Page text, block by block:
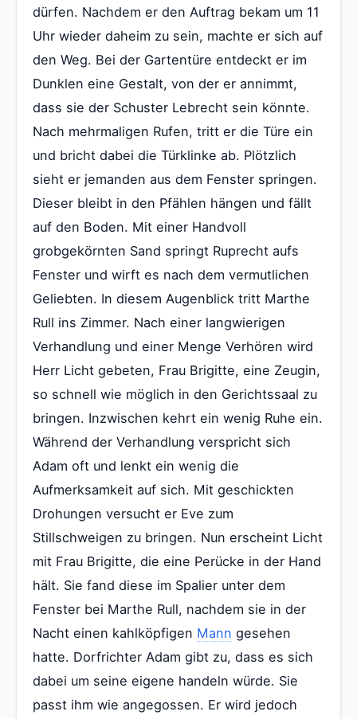
dürfen. Nachdem er den Auftrag bekam um 11
Uhr wieder daheim zu sein, machte er sich auf
den Weg. Bei der Gartentüre entdeckt er im
Dunklen eine Gestalt, von der er annimmt,
dass sie der Schuster Lebrecht sein könnte.
Nach mehrmaligen Rufen, tritt er die Türe ein
und bricht dabei die Türklinke ab. Plötzlich
sieht er jemanden aus dem Fenster springen.
Dieser bleibt in den Pfählen hängen und fällt
auf den Boden. Mit einer Handvoll
grobgekörnten Sand springt Ruprecht aufs
Fenster und wirft es nach dem vermutlichen
Geliebten. In diesem Augenblick tritt Marthe
Rull ins Zimmer. Nach einer langwierigen
Verhandlung und einer Menge Verhören wird
Herr Licht gebeten, Frau Brigitte, eine Zeugin,
so schnell wie möglich in den Gerichtssaal zu
bringen. Inzwischen kehrt ein wenig Ruhe ein.
Während der Verhandlung verspricht sich
Adam oft und lenkt ein wenig die
Aufmerksamkeit auf sich. Mit geschickten
Drohungen versucht er Eve zum
Stillschweigen zu bringen. Nun erscheint Licht
mit Frau Brigitte, die eine Perücke in der Hand
hält. Sie fand diese im Spalier unter dem
Fenster bei Marthe Rull, nachdem sie in der
Nacht einen kahlköpfigen Mann gesehen
hatte. Dorfrichter Adam gibt zu, dass es sich
dabei um seine eigene handeln würde. Sie
passt ihm wie angegossen. Er wird jedoch